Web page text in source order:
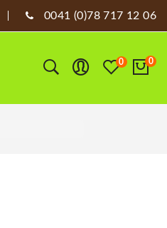
0041 (0)78 717 12 06
0 0